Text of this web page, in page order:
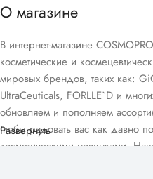
О магазине
В интернет-магазине
косметические и
мировых брендов, таких как:
UltraCeuticals, FORLLE`D и
обновляем и пополняем
чтобы радовать вас как давно
косметическими новинками.
Развернуть